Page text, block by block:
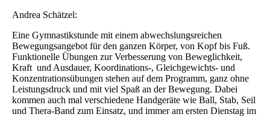
Andrea Schätzel:
Eine Gymnastikstunde mit einem abwechslungsreichen
Bewegungsangebot für den ganzen Körper, von Kopf bis Fuß.
Funktionelle Übungen zur Verbesserung von Beweglichkeit,
Kraft und Ausdauer, Koordinations-, Gleichgewichts- und
Konzentrationsübungen stehen auf dem Programm, ganz ohne
Leistungsdruck und mit viel Spaß an der Bewegung. Dabei
kommen auch mal verschiedene Handgeräte wie Ball, Stab, Seil
und Thera-Band zum Einsatz, und immer am ersten Dienstag im